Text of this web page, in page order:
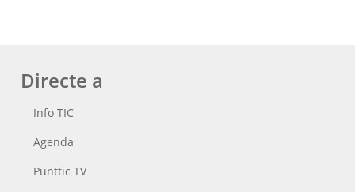
Directe a
Info TIC
Agenda
Punttic TV